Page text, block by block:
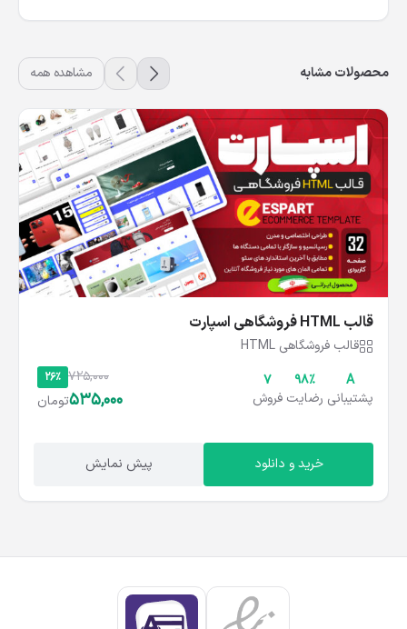
محصولات مشابه مشاهده همه
قالب HTML فروشگاهی اسپارت
قالب فروشگاهی HTML
A
پشتیبانی
۹۸%
رضایت
۷
فروش
26% 725,000
535,000تومان
خرید و دانلود پیش نمایش